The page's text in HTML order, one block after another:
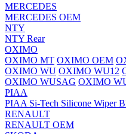
MERCEDES
MERCEDES OEM
NTY
NTY Rear
OXIMO
OXIMO MT OXIMO OEM
OXIMO WU OXIMO WU12
OXIMO WUSAG OXIMO
PIAA
PIAA Si-Tech Silicone Wiper
RENAULT
RENAULT OEM